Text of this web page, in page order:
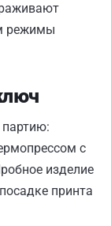
режимы
с
изделие
принта